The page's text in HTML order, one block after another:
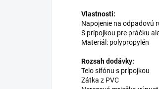
Vlastnosti:
Napojenie na odpadovú
S prípojkou pre práčku
Materiál: polypropylén
Rozsah dodávky:
Telo sifónu s prípojkou
Zátka z PVC